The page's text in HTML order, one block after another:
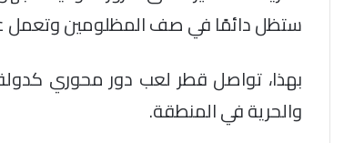
ستظل دائمًا في صف المظلومين وتعمل
بهذا، تواصل قطر لعب دور محوري
والحرية في المنطقة.